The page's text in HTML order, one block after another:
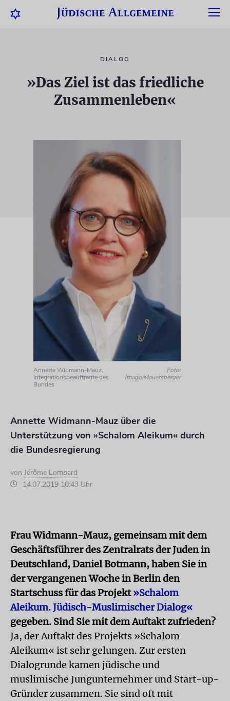
DIALOG
»Das Ziel ist das friedliche
Zusammenleben«
Annette Widmann-Mauz,
Integrationsbeauftragte des
Bundes
Foto:
imago/Mauersberger
Annette Widmann-Mauz über die
Unterstützung von »Schalom Aleikum« durch
die Bundesregierung
von Jérôme Lombard
14.07.2019 10:43 Uhr
Frau Widmann-Mauz, gemeinsam mit dem
Geschäftsführer des Zentralrats der Juden in
Deutschland, Daniel Botmann, haben Sie in
der vergangenen Woche in Berlin den
Startschuss für das Projekt»Schalom
Aleikum. Jüdisch-Muslimischer Dialog«
gegeben. Sind Sie mit dem Auftakt zufrieden?
Ja, der Auftakt des Projekts »Schalom
Aleikum« ist sehr gelungen. Zur ersten
Dialog­runde kamen jüdische und
muslimische Jungunternehmer und Start-up-
Gründer zusammen. Sie sind oft mit